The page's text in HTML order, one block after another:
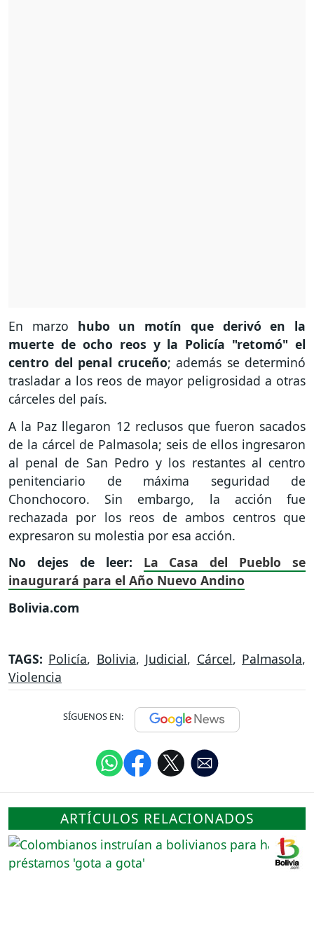
En marzo hubo un motín que derivó en la
muerte de ocho reos y la Policía "retomó" el
centro del penal cruceño; además se determinó
trasladar a los reos de mayor peligrosidad a otras
cárceles del país.
A la Paz llegaron 12 reclusos que fueron sacados
de la cárcel de Palmasola; seis de ellos ingresaron
al penal de San Pedro y los restantes al centro
penitenciario de máxima seguridad de
Chonchocoro. Sin embargo, la acción fue
rechazada por los reos de ambos centros que
expresaron su molestia por esa acción.
No dejes de leer: La Casa del Pueblo se
inaugurará para el Año Nuevo Andino
Bolivia.com
TAGS: Policía, Bolivia, Judicial, Cárcel, Palmasola,
Violencia
SÍGUENOS EN:
ARTÍCULOS RELACIONADOS